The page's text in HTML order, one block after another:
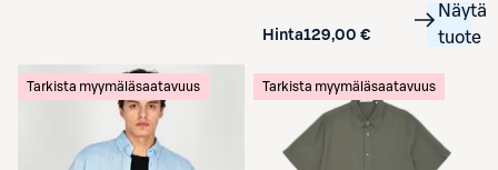
Hinta129,00 €
Näytä
tuote
Tarkista myymäläsaatavuus Tarkista myymäläsaatavuus